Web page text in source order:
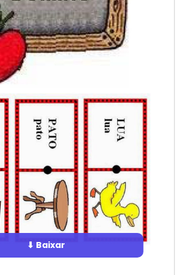
⬇ Baixar